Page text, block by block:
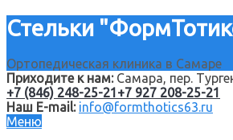
Стельки
Ортопедическая клиника в Самаре
Приходите к нам:Самара, пер.
+7 (846) 248-25-21 +7 927 208-25-21
Наш E-mail: info@formthotics63.ru
Меню